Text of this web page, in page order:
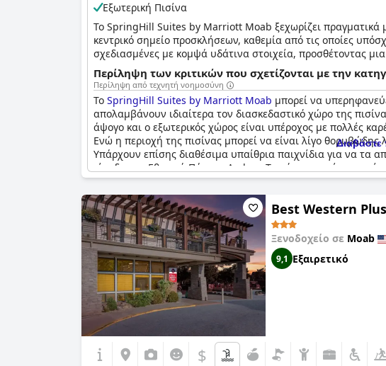
Εξωτερική Πισίνα
Το SpringHill Suites by Marriott Moab ξεχωρίζει πραγματικά
κεντρικό σημείο προσκλήσεων, καθεμία από τις οποίες
σχεδιασμένες με κομψά υδάτινα στοιχεία, προσθέτοντας
διασφαλιστεί η άνεση κάθε επισκέπτη, οι πισίνες αυτές
Όμως οι υδάτινες εμπειρίες δεν τελειώνουν εδώ. Το
μπάνιο μετά από μια μέρα εξερεύνησης του εκπληκτικού
ειδική παιδική πισίνα και ένα γεμάτο διασκέδαση splash
καθιστώντας την ένα ελκυστικό σημείο για να περάσετε
υδρομασάζ, είτε για ένα ευχάριστο παιχνίδι στην πλαζ,
Περίληψη των κριτικών που σχετίζονται με την
Περίληψη από τεχνητή νοημοσύνη
Το SpringHill Suites by Marriott Moab μπορεί να
απολαμβάνουν ιδιαίτερα τον διασκεδαστικό χώρο της
άψογο και ο εξωτερικός χώρος είναι υπέροχος με πολλές
Ενώ η περιοχή της πισίνας μπορεί να είναι λίγο
Υπάρχουν επίσης διαθέσιμα υπαίθρια παιχνίδια για να τα
είσοδο του Εθνικού Πάρκου Arches. Το μόνο μειονέκτημα
την εξεύρεση καρεκλών μια πρόκληση κατά καιρούς. Παρόλα
για οικογένειες.
Διαβάστε
Best Western
Ξενοδοχείο σε Moab
9,1 Εξαιρετικό
$